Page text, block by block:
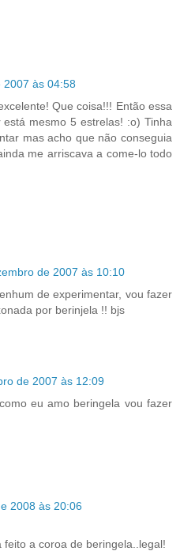
às 04:58
Que coisa!!! Então essa
mesmo 5 estrelas! :o) Tinha
mas acho que não conseguia
me arriscava a come-lo todo
de 2007 às 10:10
de experimentar, vou fazer
por berinjela !! bjs
de 2007 às 12:09
eu amo beringela vou fazer
2008 às 20:06
feito a coroa de beringela..legal!